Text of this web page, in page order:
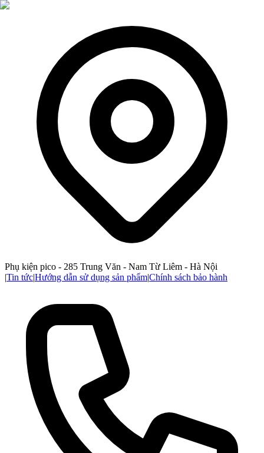
Phụ kiện pico - 285 Trung Văn - Nam Từ Liêm - Hà Nội
|Tin tức|Hướng dẫn sử dụng sản phẩm|Chính sách bảo hành